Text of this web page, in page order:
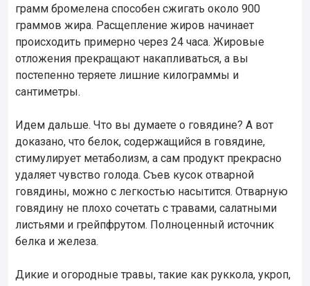
грамм бромелена способен сжигать около 900
граммов жира. Расщепление жиров начинает
происходить примерно через 24 часа. Жировые
отложения прекращают накапливаться, а вы
постепенно теряете лишние килограммы и
сантиметры.
Идем дальше. Что вы думаете о говядине? А вот
доказано, что белок, содержащийся в говядине,
стимулирует метаболизм, а сам продукт прекрасно
удаляет чувство голода. Съев кусок отварной
говядины, можно с легкостью насытится. Отварную
говядину не плохо сочетать с травами, салатными
листьями и грейпфрутом. Полноценный источник
белка и железа.
Дикие и огородные травы, такие как руккола, укроп,